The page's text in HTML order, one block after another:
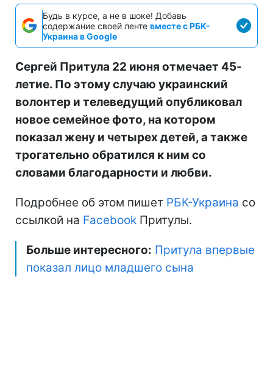
Будь в курсе, а не в шоке! Добавь
содержание своей ленте вместе с РБК-
Украина в Google
Сергей Притула 22 июня отмечает 45-
летие. По этому случаю украинский
волонтер и телеведущий опубликовал
новое семейное фото, на котором
показал жену и четырех детей, а также
трогательно обратился к ним со
словами благодарности и любви.
Подробнее об этом пишет РБК-Украина со
ссылкой на Facebook Притулы.
Больше интересного: Притула впервые
показал лицо младшего сына